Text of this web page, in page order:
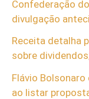
Confederação
divulgação
Receita detalha
sobre
Flávio
ao listar